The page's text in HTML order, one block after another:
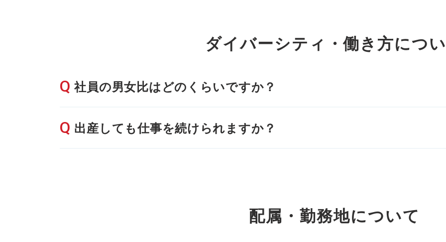
ダイバーシティ・働き方につ
社員の男女比はどのくらいですか？
出産しても仕事を続けられますか？
配属・勤務地について